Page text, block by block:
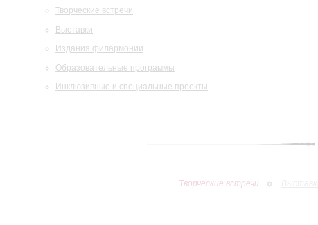
Творческие встречи
Выставки
Издания филармонии
Образовательные программы
Инклюзивные и специальные проекты
Творческие встречи